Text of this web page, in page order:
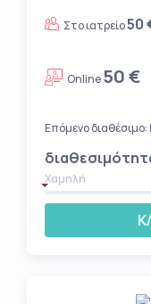
Χαμηλή
Επόμενο διαθέσιμο:
Online50 €
Στο ιατρείο50